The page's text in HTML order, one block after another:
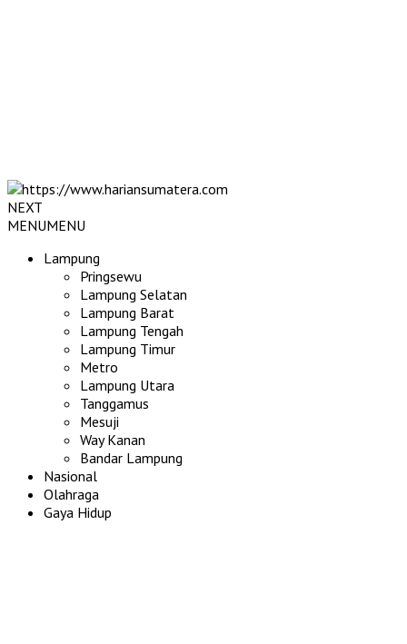
NEXT
MENUMENU
Lampung
Pringsewu
Lampung Selatan
Lampung Barat
Lampung Tengah
Lampung Timur
Metro
Lampung Utara
Tanggamus
Mesuji
Way Kanan
Bandar Lampung
Nasional
Olahraga
Gaya Hidup